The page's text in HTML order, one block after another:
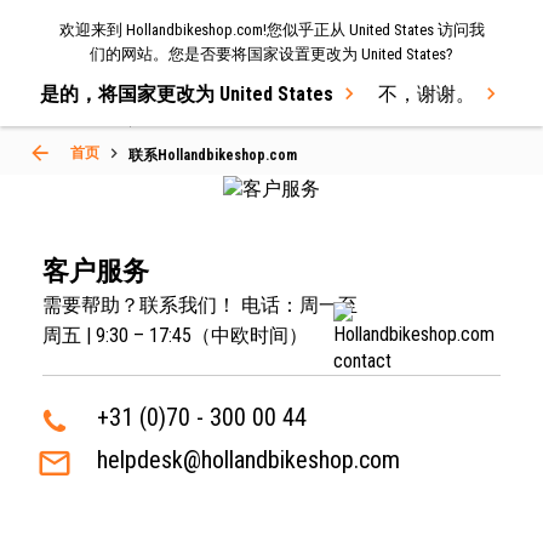
欢迎来到 Hollandbikeshop.com!您似乎正从 United States 访问我
们的网站。您是否要将国家设置更改为 United States?
是的，将国家更改为 United States 不，谢谢。
首页 联系Hollandbikeshop.com
客户服务
需要帮助？联系我们！ 电话：周一至
周五 | 9:30 – 17:45（中欧时间）
+31 (0)70 - 300 00 44
helpdesk@hollandbikeshop.com